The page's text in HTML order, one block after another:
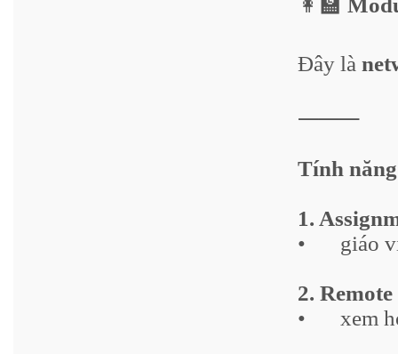
Đây là
⸻
Tính
1.
•
giáo
2.
•
xem